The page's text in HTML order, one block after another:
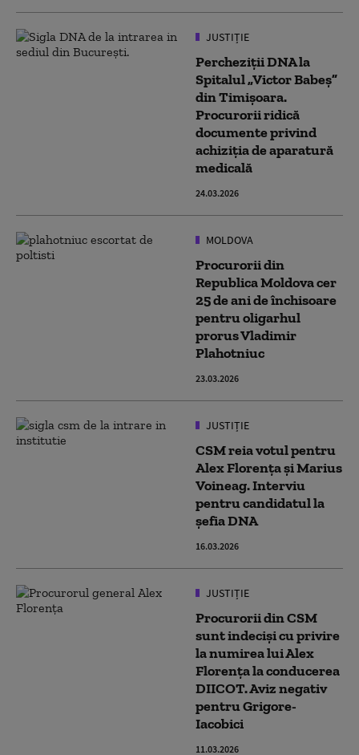
JUSTIȚIE
Percheziții DNA la
Spitalul „Victor Babeș”
din Timișoara.
Procurorii ridică
documente privind
achiziția de aparatură
medicală
24.03.2026
MOLDOVA
Procurorii din
Republica Moldova cer
25 de ani de închisoare
pentru oligarhul
prorus Vladimir
Plahotniuc
23.03.2026
JUSTIȚIE
CSM reia votul pentru
Alex Florenţa şi Marius
Voineag. Interviu
pentru candidatul la
şefia DNA
16.03.2026
JUSTIȚIE
Procurorii din CSM
sunt indeciși cu privire
la numirea lui Alex
Florența la conducerea
DIICOT. Aviz negativ
pentru Grigore-
Iacobici
11.03.2026